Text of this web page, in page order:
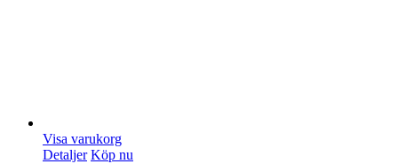
Visa varukorg
Detaljer Köp nu